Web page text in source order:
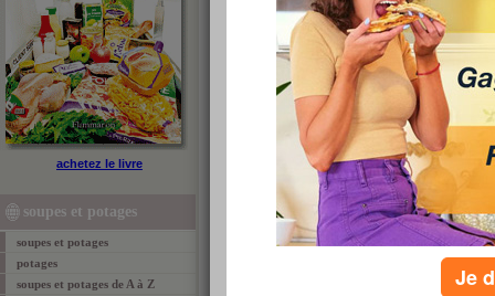
achetez le livre
soupes et potages
soupes et potages
potages
soupes et potages de A à Z
bouillons: pour 1 tablette
Aujourdhui.com vous présente la bible des
Jean-Michel Cohen. Voici la liste des bouillons
nutrionnistes. Cliquez ci-dessous pour consulter
Je